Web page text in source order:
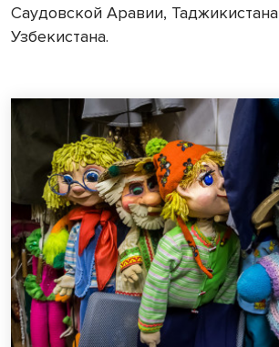
Саудовской Аравии,
Узбекистана.